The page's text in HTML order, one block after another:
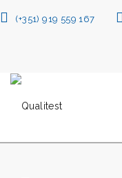
(+351) 919 559 167